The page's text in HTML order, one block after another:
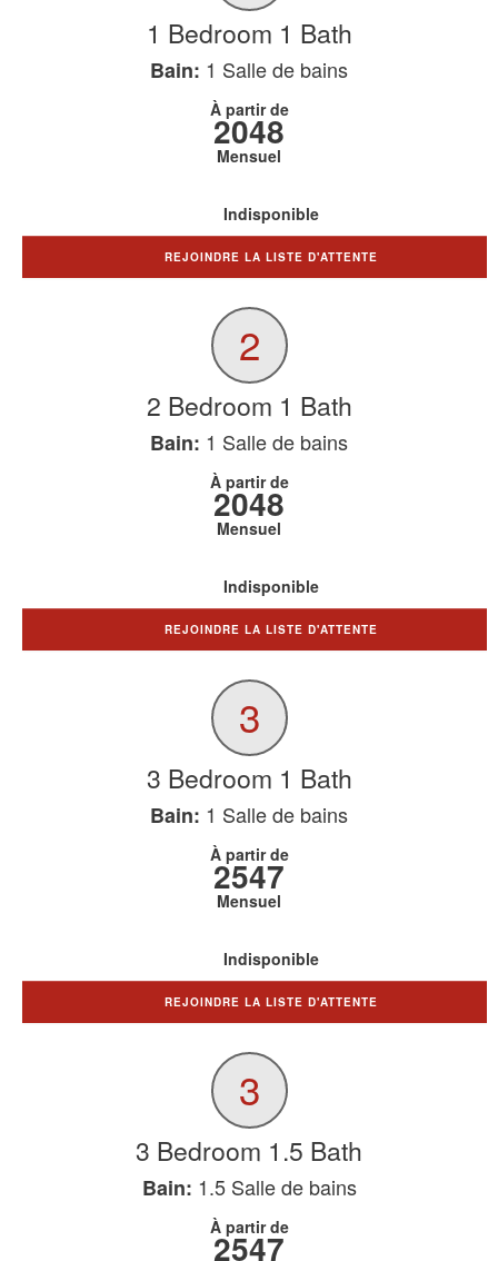
1 Bedroom 1 Bath
Bain: 1 Salle de bains
À partir de
2048
Mensuel
Indisponible
REJOINDRE LA LISTE D'ATTENTE
2
2 Bedroom 1 Bath
Bain: 1 Salle de bains
À partir de
2048
Mensuel
Indisponible
REJOINDRE LA LISTE D'ATTENTE
3
3 Bedroom 1 Bath
Bain: 1 Salle de bains
À partir de
2547
Mensuel
Indisponible
REJOINDRE LA LISTE D'ATTENTE
3
3 Bedroom 1.5 Bath
Bain: 1.5Salle de bains
À partir de
2547